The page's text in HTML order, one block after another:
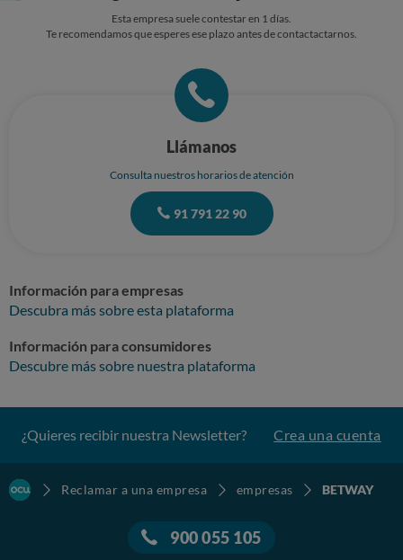
Esta empresa suele contestar en 1 días.
Te recomendamos que esperes ese plazo antes de contactactarnos.
Llámanos
Consulta nuestros horarios de atención
91 791 22 90
Información para empresas
Descubra más sobre esta plataforma
Información para consumidores
Descubre más sobre nuestra plataforma
¿Quieres recibir nuestra Newsletter? Crea una cuenta
Reclamar a una empresa empresas BETWAY
900 055 105